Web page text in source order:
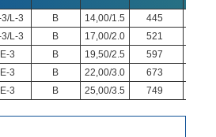
3/L-3 B 14,00/1.5 445
3/L-3 B 17,00/2.0 521
E-3 B 19,50/2.5 597
E-3 B 22,00/3.0 673
E-3 B 25,00/3.5 749